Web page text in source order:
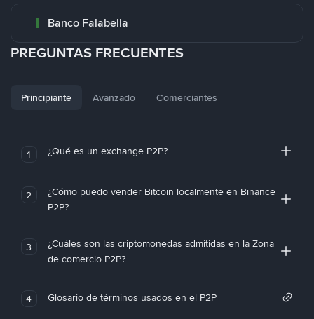
Banco Falabella
PREGUNTAS FRECUENTES
Principiante Avanzado Comerciantes
1 ¿Qué es un exchange P2P?
2
¿Cómo puedo vender Bitcoin localmente en Binance
P2P?
3
¿Cuáles son las criptomonedas admitidas en la Zona
de comercio P2P?
4 Glosario de términos usados en el P2P